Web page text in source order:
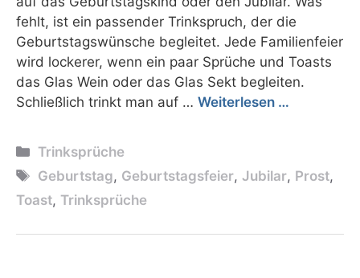
fehlt, ist ein passender Trinkspruch, der die
Geburtstagswünsche begleitet. Jede Familienfeier
wird lockerer, wenn ein paar Sprüche und Toasts
das Glas Wein oder das Glas Sekt begleiten.
Schließlich trinkt man auf … Weiterlesen …
Kategorien
Trinksprüche
Schlagwörter
Geburtstag, Geburtstagsfeier,Jubilar, Prost,
Toast, Trinksprüche